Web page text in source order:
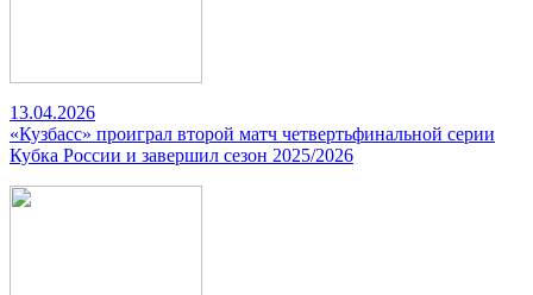
13.04.2026
«Кузбасс» проиграл второй матч четвертьфинальной серии
Кубка России и завершил сезон 2025/2026